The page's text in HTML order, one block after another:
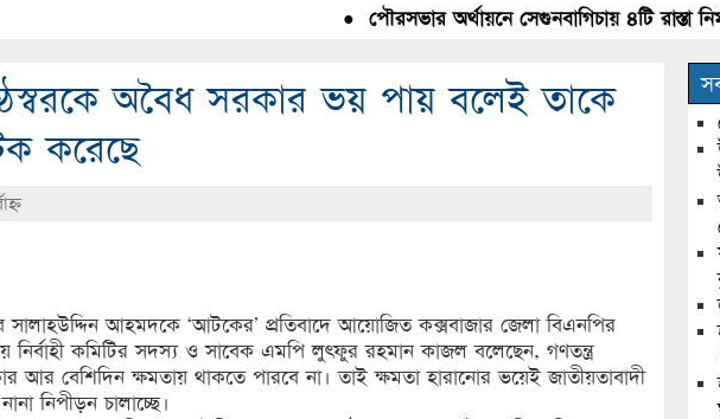
পৌরসভার অর্থায়নে সেগুনবাগিচায় ৪টি রাস্তা নির্মাণ
অবৈধ সরকার ভয় পায় বলেই তাকে
করেছে
সালাহউদ্দিন আহমদকে ‘আটকের’ প্রতিবাদে আয়োজিত কক্সবাজার জেলা বিএনপির
নির্বাহী কমিটির সদস্য ও সাবেক এমপি লুৎফুর রহমান কাজল বলেছেন, গণতন্ত্র
আর বেশিদিন ক্ষমতায় থাকতে পারবে না। তাই ক্ষমতা হারানোর ভয়েই জাতীয়তাবাদী
নিপীড়ন চালাচ্ছে।